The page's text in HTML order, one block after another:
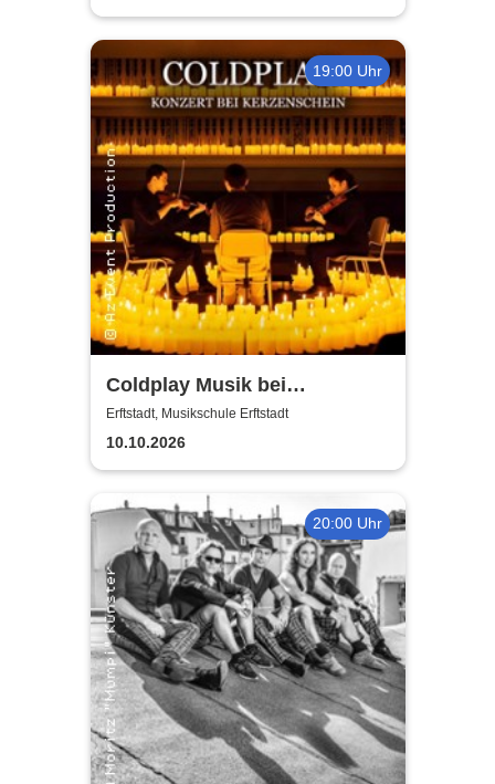
19:00 Uhr
Coldplay Musik bei
Kerzenschein
Erftstadt, Musikschule Erftstadt
10.10.2026
20:00 Uhr